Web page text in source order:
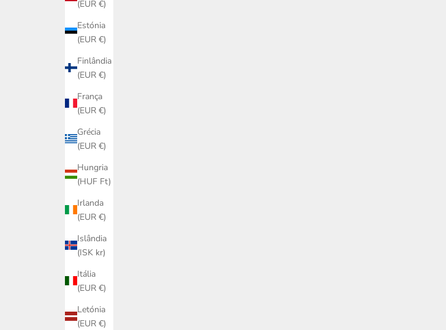
(EUR €)
Estónia
(EUR €)
Finlândia
(EUR €)
França
(EUR €)
Grécia
(EUR €)
Hungria
(HUF Ft)
Irlanda
(EUR €)
Islândia
(ISK kr)
Itália
(EUR €)
Letónia
(EUR €)